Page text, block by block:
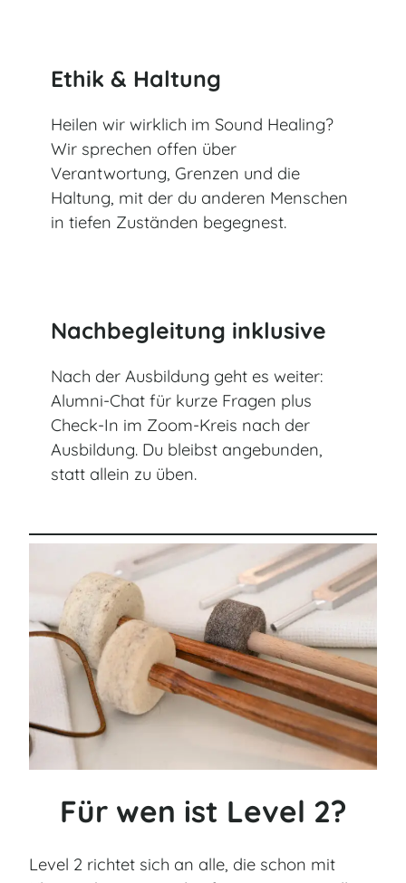
Ethik & Haltung
Heilen wir wirklich im Sound Healing?
Wir sprechen offen über
Verantwortung, Grenzen und die
Haltung, mit der du anderen Menschen
in tiefen Zuständen begegnest.
Nachbegleitung inklusive
Nach der Ausbildung geht es weiter:
Alumni-Chat für kurze Fragen plus
Check-In im Zoom-Kreis nach der
Ausbildung. Du bleibst angebunden,
statt allein zu üben.
Für wen ist Level 2?
Level 2 richtet sich an alle, die schon mit